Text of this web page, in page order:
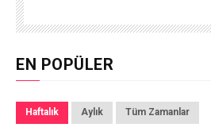
EN POPÜLER
Haftalık Aylık Tüm Zamanlar